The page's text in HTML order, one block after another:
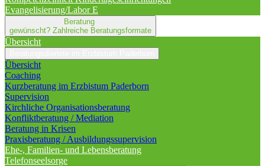
Evangelisierung/Labor E
Beratung
gewünscht? Zahlreiche Beratungsformate
Übersicht
Übersicht
Coaching
Kurzberatung im Erzbistum Paderborn
Supervision
Kirchliche Organisationsberatung
Konfliktberatung / Mediation
Beratung in Krisen
Praxisberatung / Ausbildungssupervision
Ehe-, Familien- und Lebensberatung
Telefonseelsorge